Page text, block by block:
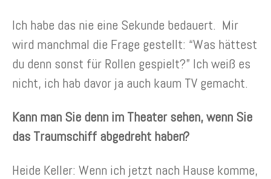
Ich habe das nie eine Sekunde bedauert. Mir
wird manchmal die Frage gestellt: “Was hättest
du denn sonst für Rollen gespielt?” Ich weiß es
nicht, ich hab davor ja auch kaum TV gemacht.
Kann man Sie denn im Theater sehen, wenn Sie
das Traumschiff abgedreht haben?
Heide Keller: Wenn ich jetzt nach Hause komme,